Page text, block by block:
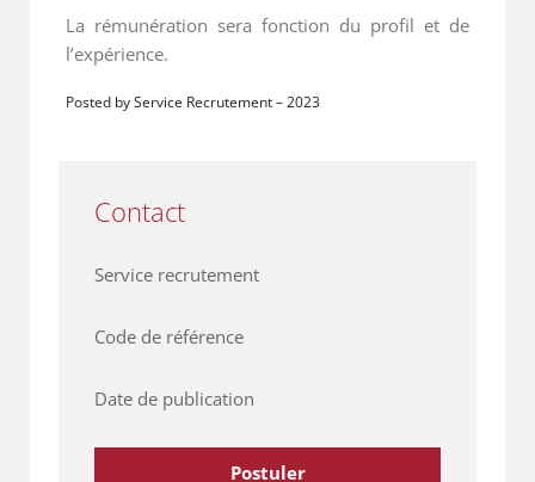
La rémunération sera fonction du profil et de
l’expérience.
Posted by Service Recrutement–2023
Contact
Service recrutement
Code de référence
Date de publication
Postuler